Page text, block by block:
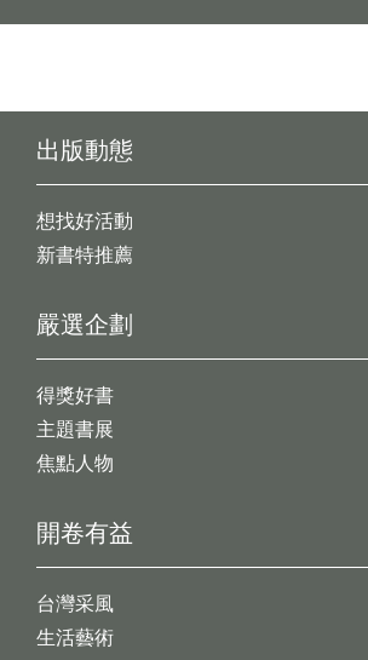
出版動態
想找好活動
新書特推薦
開卷有益
台灣采風
生活藝術
嚴選企劃
得獎好書
主題書展
焦點人物